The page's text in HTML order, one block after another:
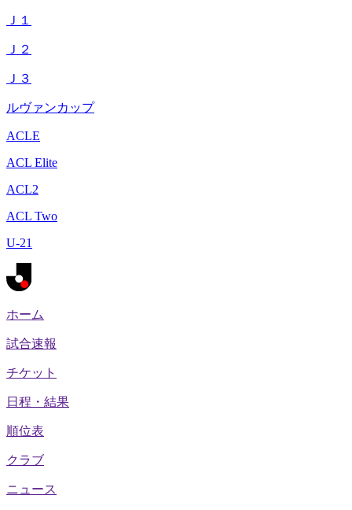
Ｊ１
Ｊ２
Ｊ３
ルヴァンカップ
ACLE
ACL Elite
ACL2
ACL Two
U-21
ホーム
試合速報
チケット
日程・結果
順位表
クラブ
ニュース